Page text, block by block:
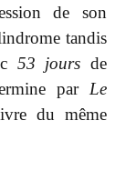
de son
tandis
53 joursde
par Le
du même